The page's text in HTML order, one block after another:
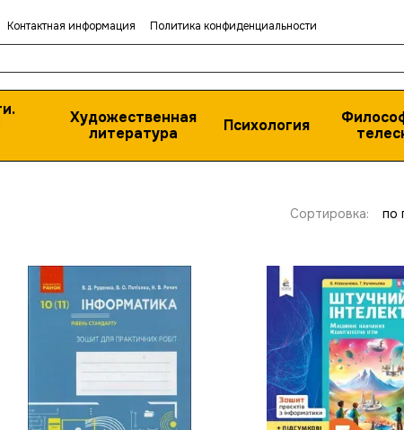
Контактная информация
Политика конфиденциальности
Художественная
литература
Психология
Сортировка: по